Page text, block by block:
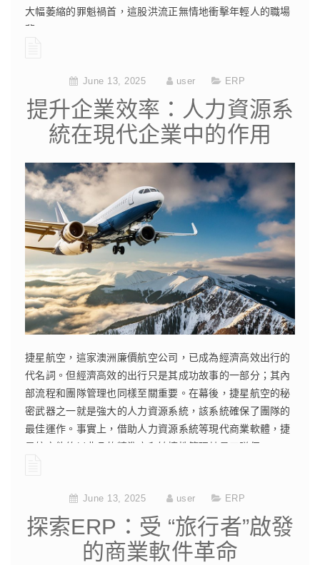
大幅萎縮的罪魁禍首，這股洪流正無情地衝擊年輕人的職場
夢。
June 13, 2025
user ERP
提升企業效率：人力資源系
統在現代企業中的作用
捷星航空，這家澳洲廉價航空公司，已成為經濟高效出行的
代名詞。但經濟高效的出行只是其成功故事的一部分；其內
部流程和團隊管理也同樣至關重要。在幕後，捷星航空的秘
密武器之一就是強大的人力資源系統，該系統確保了團隊的
最佳運作。事實上，借助人力資源系統等現代商業軟體，捷
星航空能夠以非凡的精準度和敏捷性管理其員工隊伍。
June 13, 2025
user ERP
探索ERP：受 “旅行者”啟發
的商業軟件革命